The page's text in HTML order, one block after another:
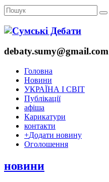
debaty.sumy@gmail.com
Головна
Новини
УКРАЇНА І СВІТ
Публікації
афіша
Карикатури
контакти
+Додати новину
Оголошення
новини